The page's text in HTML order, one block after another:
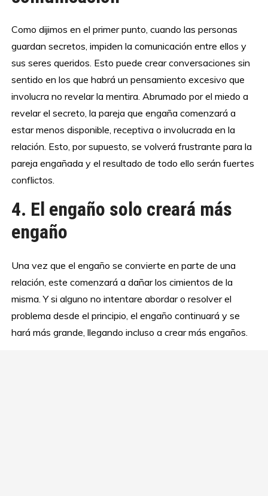
Como dijimos en el primer punto, cuando las personas
guardan secretos, impiden la comunicación entre ellos y
sus seres queridos. Esto puede crear conversaciones sin
sentido en los que habrá un pensamiento excesivo que
involucra no revelar la mentira. Abrumado por el miedo a
revelar el secreto, la pareja que engaña comenzará a
estar menos disponible, receptiva o involucrada en la
relación. Esto, por supuesto, se volverá frustrante para la
pareja engañada y el resultado de todo ello serán fuertes
conflictos.
4. El engaño solo creará más
engaño
Una vez que el engaño se convierte en parte de una
relación, este comenzará a dañar los cimientos de la
misma. Y si alguno no intentare abordar o resolver el
problema desde el principio, el engaño continuará y se
hará más grande, llegando incluso a crear más engaños.